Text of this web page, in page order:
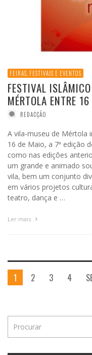
FEIRAS, FESTIVAIS E EVENTOS
FESTIVAL
MÉRTOLA ENTRE
REDACÇÃO
A vila-museu de Mértola
16 de Maio, a 7ª edição
como nas edições
um grande e animado
vila, bem um conjunto
em vários projetos
teatro, dança e …
Ler mais
1 2 3 4